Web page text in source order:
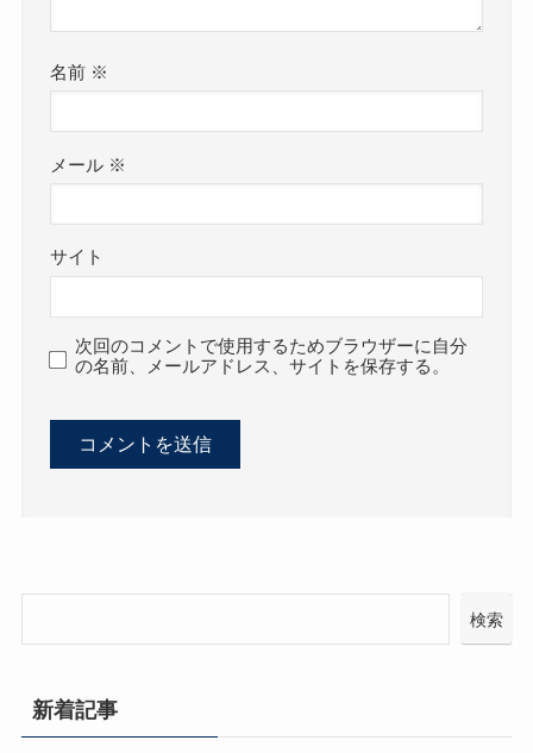
名前 ※
メール ※
サイト
次回のコメントで使用するためブラウザーに自分
の名前、メールアドレス、サイトを保存する。
検索
新着記事